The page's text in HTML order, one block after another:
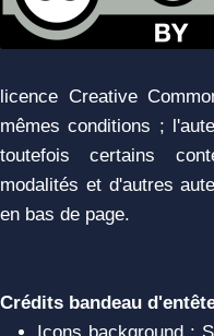
licence Creative
mêmes conditions ;
toutefois certains
modalités et d'autres
en bas de page.
Crédits bandeau